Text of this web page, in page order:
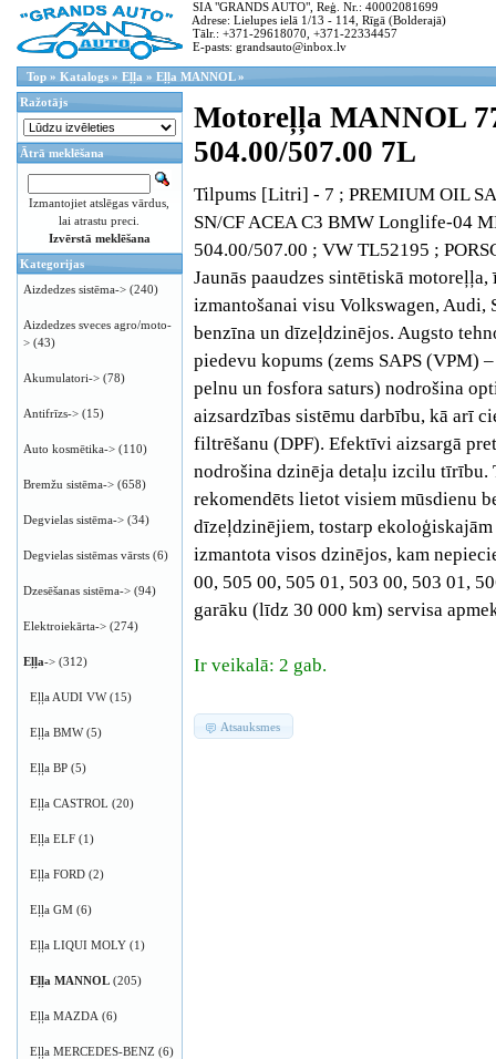
SIA "GRANDS AUTO", Reģ. Nr.: 40002081699
Adrese: Lielupes ielā 1/13 - 114, Rīgā (Bolderajā)
Tālr.: +371-29618070, +371-22334457
E-pasts: grandsauto@inbox.lv
Top » Katalogs » Eļļa » Eļļa MANNOL»
Motoreļļa MANNOL
504.00/507.00 7L
Tilpums [Litri] - 7 ; PREMIUM OIL
SN/CF ACEA C3 BMW Longlife-04
504.00/507.00 ; VW TL52195 ;
Jaunās paaudzes sintētiskā motoreļļa,
izmantošanai visu Volkswagen, Audi,
benzīna un dīzeļdzinējos. Augsto
piedevu kopums (zems SAPS (VPM) –
pelnu un fosfora saturs) nodrošina
aizsardzības sistēmu darbību, kā arī
filtrēšanu (DPF). Efektīvi aizsargā
nodrošina dzinēja detaļu izcilu tīrību.
rekomendēts lietot visiem mūsdienu
dīzeļdzinējiem, tostarp
izmantota visos dzinējos, kam
00, 505 00, 505 01, 503 00, 503 01,
garāku (līdz 30 000 km) servisa
Ir veikalā: 2 gab.
Atsauksmes
Ražotājs
Ātrā meklēšana
Izmantojiet atslēgas vārdus,
lai atrastu preci.
Izvērstā meklēšana
Kategorijas
Aizdedzes sistēma-> (240)
Aizdedzes sveces agro/moto-
> (43)
Akumulatori-> (78)
Antifrīzs-> (15)
Auto kosmētika-> (110)
Bremžu sistēma-> (658)
Degvielas sistēma-> (34)
Degvielas sistēmas vārsts (6)
Dzesēšanas sistēma-> (94)
Elektroiekārta-> (274)
Eļļa-> (312)
Eļļa AUDI VW(15)
Eļļa BMW(5)
Eļļa BP (5)
Eļļa CASTROL (20)
Eļļa ELF (1)
Eļļa FORD (2)
Eļļa GM (6)
Eļļa LIQUI MOLY (1)
Eļļa MANNOL (205)
Eļļa MAZDA (6)
Eļļa MERCEDES-BENZ (6)